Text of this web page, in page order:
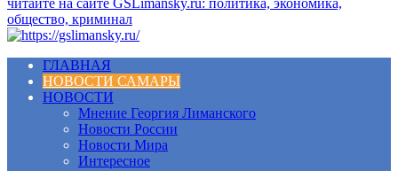
ГЛАВНАЯ
НОВОСТИ САМАРЫ
НОВОСТИ
Мнение Георгия Лиманского
Новости России
Новости Мира
Интересное